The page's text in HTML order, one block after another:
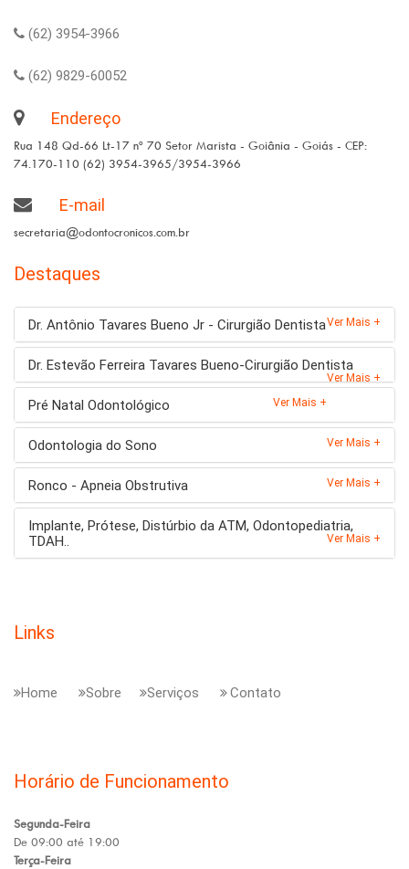
(62) 3954-3966
(62) 9829-60052
Endereço
Rua 148 Qd-66 Lt-17 nº 70 Setor Marista - Goiânia - Goiás - CEP:
74.170-110 (62) 3954-3965/3954-3966
E-mail
secretaria@odontocronicos.com.br
Destaques
Dr. Antônio Tavares Bueno Jr - Cirurgião DentistaVer Mais +
Dr. Estevão Ferreira Tavares Bueno-Cirurgião Dentista
Ver Mais +
Pré Natal Odontológico Ver Mais +
Odontologia do Sono Ver Mais +
Ronco - Apneia Obstrutiva Ver Mais +
Implante, Prótese, Distúrbio da ATM, Odontopediatria,
TDAH..
Ver Mais +
Links
Home Sobre Serviços Contato
Horário de Funcionamento
Segunda-Feira
De 09:00 até 19:00
Terça-Feira